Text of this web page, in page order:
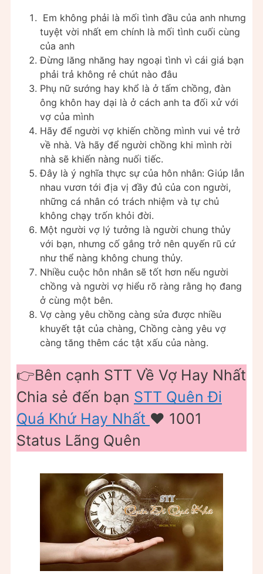
Em không phải là mối tình đầu của anh nhưng
tuyệt vời nhất em chính là mối tình cuối cùng
của anh
Đừng lăng nhăng hay ngoại tình vì cái giá bạn
phải trả không rẻ chút nào đâu
Phụ nữ sướng hay khổ là ở tấm chồng, đàn
ông khôn hay dại là ở cách anh ta đối xử với
vợ của mình
Hãy để người vợ khiến chồng mình vui vẻ trở
về nhà. Và hãy để người chồng khi mình rời
nhà sẽ khiến nàng nuối tiếc.
Đây là ý nghĩa thực sự của hôn nhân: Giúp lẫn
nhau vươn tới địa vị đầy đủ của con người,
những cá nhân có trách nhiệm và tự chủ
không chạy trốn khỏi đời.
Một người vợ lý tưởng là người chung thủy
với bạn, nhưng cố gắng trở nên quyến rũ cứ
như thể nàng không chung thủy.
Nhiều cuộc hôn nhân sẽ tốt hơn nếu người
chồng và người vợ hiểu rõ ràng rằng họ đang
ở cùng một bên.
Vợ càng yêu chồng càng sửa được nhiều
khuyết tật của chàng, Chồng càng yêu vợ
càng tăng thêm các tật xấu của nàng.
👉Bên cạnh STT Về Vợ Hay Nhất
Chia sẻ đến bạn STT Quên Đi
Quá Khứ Hay Nhất ❤️️ 1001
Status Lãng Quên